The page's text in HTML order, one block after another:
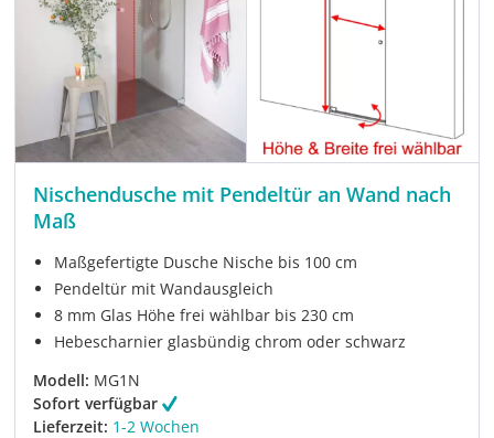
Nischendusche mit Pendeltür an Wand nach
Maß
Maßgefertigte Dusche Nische bis 100 cm
Pendeltür mit Wandausgleich
8 mm Glas Höhe frei wählbar bis 230 cm
Hebescharnier glasbündig chrom oder schwarz
Modell: MG1N
Sofort verfügbar
Lieferzeit: 1-2 Wochen